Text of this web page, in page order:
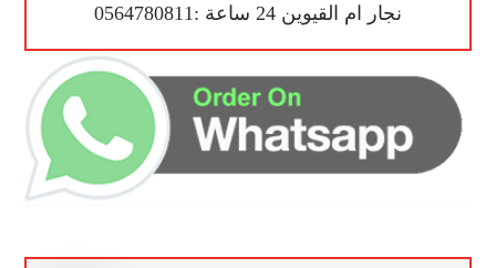
نجار ام القيوين 24 ساعة :0564780811